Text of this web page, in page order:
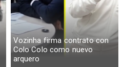
Vozinha firma contrato con
Colo Colo como nuevo
arquero